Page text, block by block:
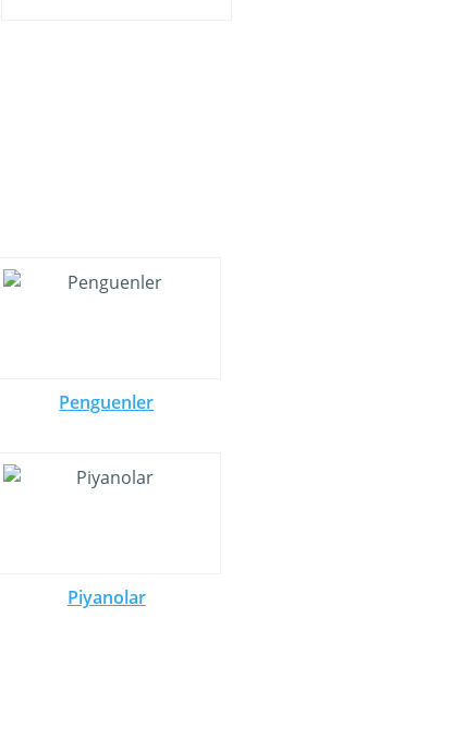
Penguenler
Piyanolar